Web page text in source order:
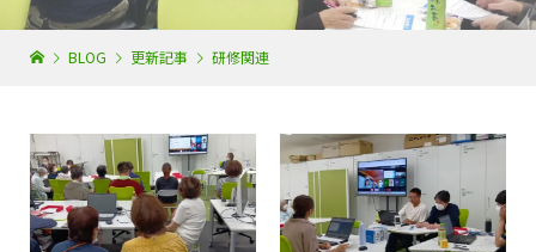
BLOG 更新記事 研修関連